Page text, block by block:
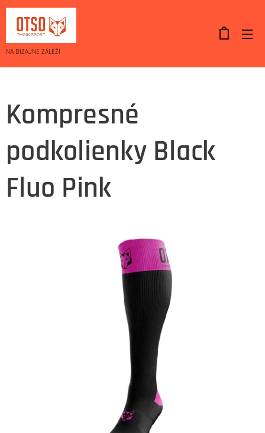
NA DIZAJNE ZÁLEŽÍ
Kompresné
podkolienky Black
Fluo Pink